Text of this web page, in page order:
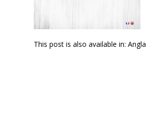
This post is also available in: